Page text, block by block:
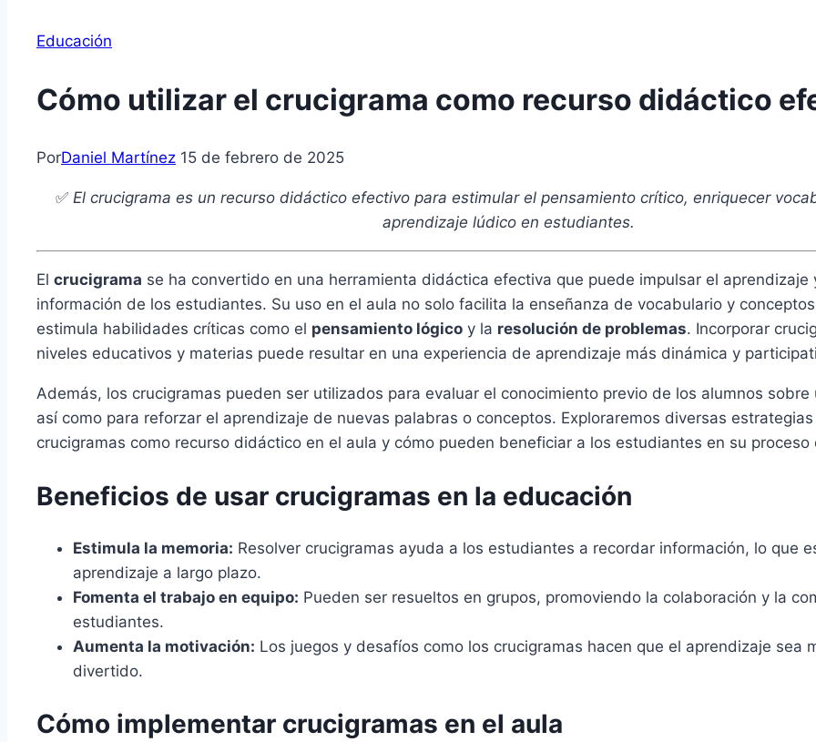
Educación
Cómo utilizar el crucigrama como recurso didáctico
PorDaniel Martínez 15 de febrero de 2025
✅ El crucigrama es un recurso didáctico efectivo para estimular el pensamiento crítico, enriquecer
aprendizaje lúdico en estudiantes.
El crucigrama se ha convertido en una herramienta didáctica efectiva que puede impulsar el aprendizaje
información de los estudiantes. Su uso en el aula no solo facilita la enseñanza de vocabulario y
estimula habilidades críticas como el pensamiento lógico y la resolución de problemas. Incorporar
niveles educativos y materias puede resultar en una experiencia de aprendizaje más dinámica y
Además, los crucigramas pueden ser utilizados para evaluar el conocimiento previo de los alumnos sobre
así como para reforzar el aprendizaje de nuevas palabras o conceptos. Exploraremos diversas
crucigramas como recurso didáctico en el aula y cómo pueden beneficiar a los estudiantes en su proceso
Beneficios de usar crucigramas en la educación
Estimula la memoria: Resolver crucigramas ayuda a los estudiantes a recordar información, lo que
aprendizaje a largo plazo.
Fomenta el trabajo en equipo: Pueden ser resueltos en grupos, promoviendo la colaboración y la
estudiantes.
Aumenta la motivación: Los juegos y desafíos como los crucigramas hacen que el aprendizaje sea
divertido.
Cómo implementar crucigramas en el aula